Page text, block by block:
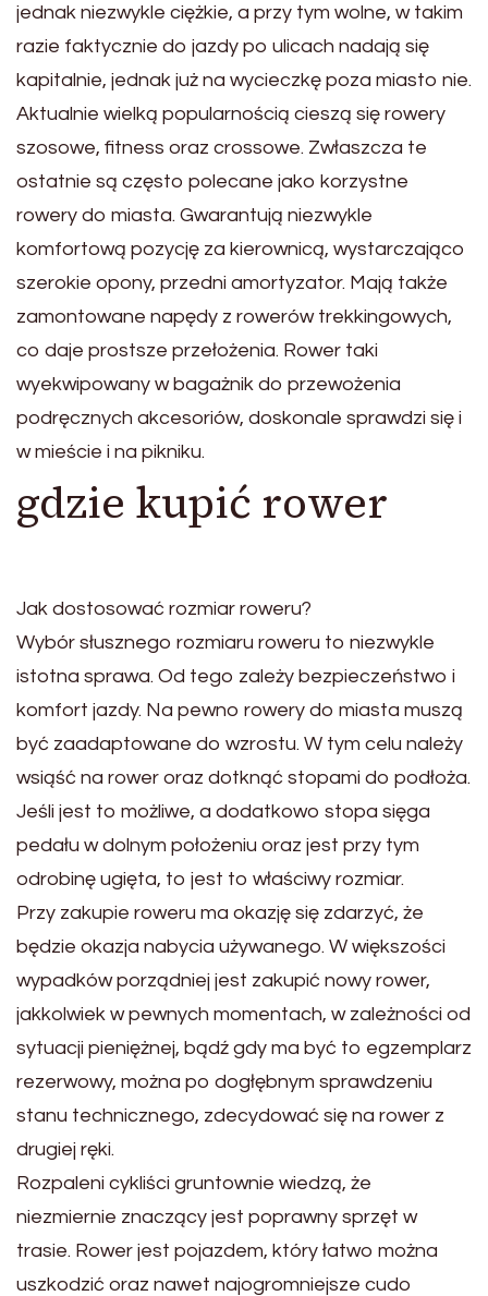
jednak niezwykle ciężkie, a przy tym wolne, w takim
razie faktycznie do jazdy po ulicach nadają się
kapitalnie, jednak już na wycieczkę poza miasto nie.
Aktualnie wielką popularnością cieszą się rowery
szosowe, fitness oraz crossowe. Zwłaszcza te
ostatnie są często polecane jako korzystne
rowery do miasta. Gwarantują niezwykle
komfortową pozycję za kierownicą, wystarczająco
szerokie opony, przedni amortyzator. Mają także
zamontowane napędy z rowerów trekkingowych,
co daje prostsze przełożenia. Rower taki
wyekwipowany w bagażnik do przewożenia
podręcznych akcesoriów, doskonale sprawdzi się i
w mieście i na pikniku.
gdzie kupić rower
Jak dostosować rozmiar roweru?
Wybór słusznego rozmiaru roweru to niezwykle
istotna sprawa. Od tego zależy bezpieczeństwo i
komfort jazdy. Na pewno rowery do miasta muszą
być zaadaptowane do wzrostu. W tym celu należy
wsiąść na rower oraz dotknąć stopami do podłoża.
Jeśli jest to możliwe, a dodatkowo stopa sięga
pedału w dolnym położeniu oraz jest przy tym
odrobinę ugięta, to jest to właściwy rozmiar.
Przy zakupie roweru ma okazję się zdarzyć, że
będzie okazja nabycia używanego. W większości
wypadków porządniej jest zakupić nowy rower,
jakkolwiek w pewnych momentach, w zależności od
sytuacji pieniężnej, bądź gdy ma być to egzemplarz
rezerwowy, można po dogłębnym sprawdzeniu
stanu technicznego, zdecydować się na rower z
drugiej ręki.
Rozpaleni cykliści gruntownie wiedzą, że
niezmiernie znaczący jest poprawny sprzęt w
trasie. Rower jest pojazdem, który łatwo można
uszkodzić oraz nawet najogromniejsze cudo